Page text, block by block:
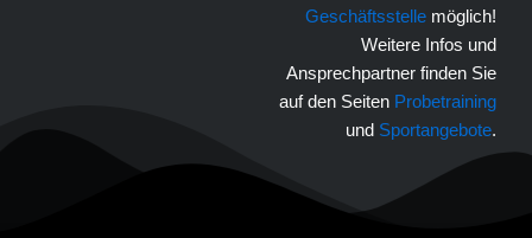
Geschäftsstelle möglich!
Weitere Infos und
Ansprechpartner finden Sie
auf den Seiten Probetraining
und Sportangebote.